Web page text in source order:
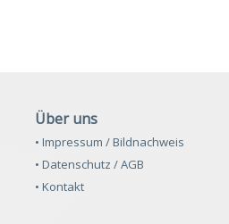
Über uns
• Impressum / Bildnachweis
• Datenschutz / AGB
• Kontakt